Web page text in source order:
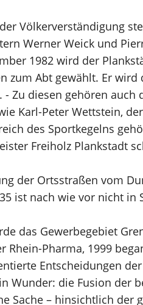
Völkerverständigung
Werner Weick und
1982 wird der
zum Abt gewählt. Er
- Zu diesen gehören
Karl-Peter Wettstein,
des Sportkegelns
Freiholz Plankstadt
der Ortsstraßen vom
ist nach wie vor nicht in
das Gewerbegebiet
Rhein-Pharma, 1999
Entscheidungen
Wunder: die Fusion der
Sache – hinsichtlich